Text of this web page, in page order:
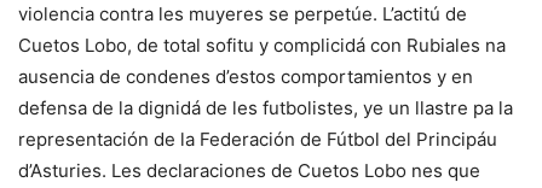
violencia contra les muyeres se perpetúe. L’actitú de
Cuetos Lobo, de total sofitu y complicidá con Rubiales na
ausencia de condenes d’estos comportamientos y en
defensa de la dignidá de les futbolistes, ye un llastre pa la
representación de la Federación de Fútbol del Principáu
d’Asturies. Les declaraciones de Cuetos Lobo nes que